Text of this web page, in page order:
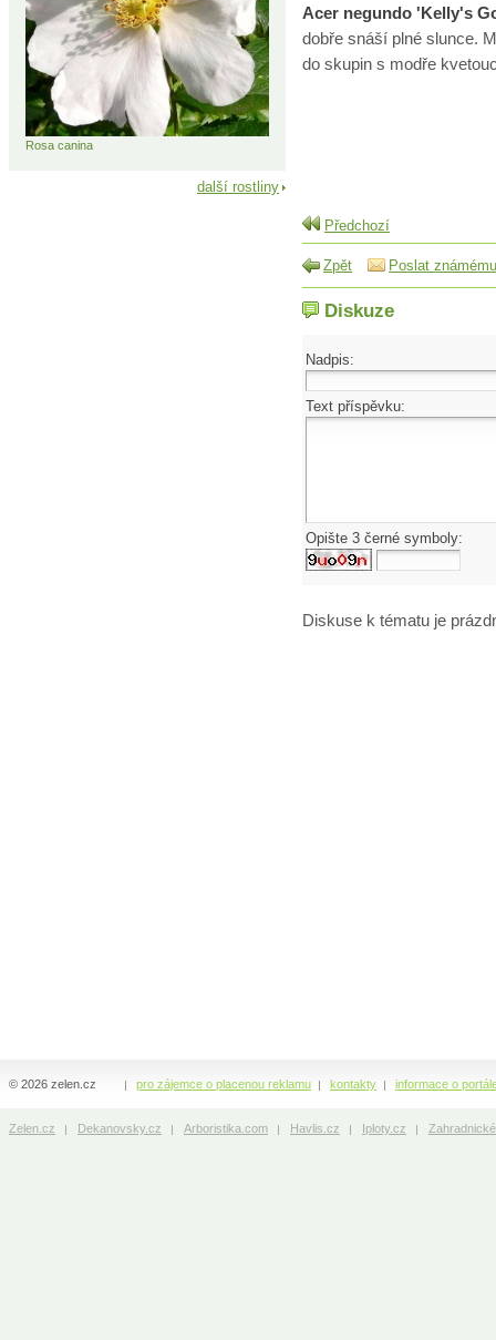
Acer negundo 'Kelly's
dobře snáší plné slunce.
do skupin s modře
Předchozí
Zpět Poslat známému
Diskuze
Nadpis:
Text příspěvku:
Opište 3 černé symboly:
Diskuse k tématu je
Rosa canina
další rostliny
pro zájemce o placenou reklamu kontakty informace o
© 2026 zelen.cz
Zelen.cz Dekanovsky.cz Arboristika.com Havlis.cz Iploty.cz